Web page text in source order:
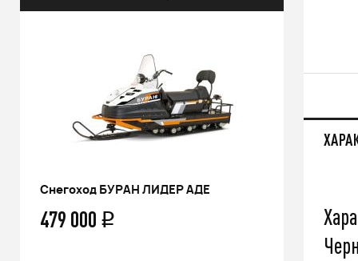
РИНАЛЬ 2013 черный В/Т 1м
66 500q
55 999